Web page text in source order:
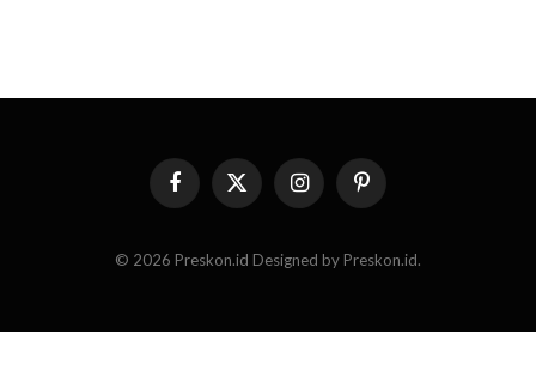
FacebookX
(Twitter)
InstagramPinterest
© 2026 Preskon.id Designed by Preskon.id.